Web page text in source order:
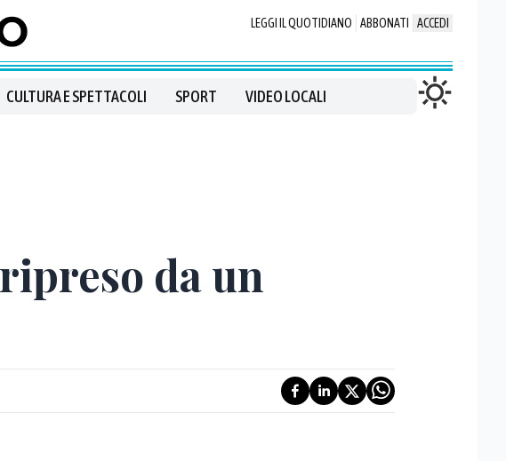
LEGGI IL QUOTIDIANO ABBONATI ACCEDI
CULTURA E SPETTACOLI SPORT VIDEO LOCALI
da un